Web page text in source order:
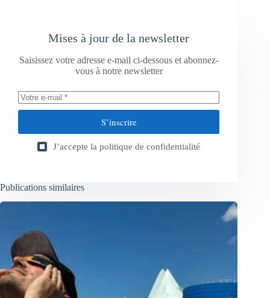
Mises à jour de la newsletter
Saisissez votre adresse e-mail ci-dessous et abonnez-
vous à notre newsletter
S’inscrire
J’accepte la politique de confidentialité
Publications similaires